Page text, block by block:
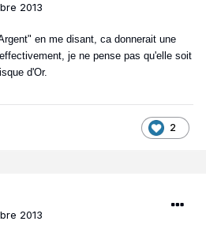
2013
en me disant, ca donnerait une
je ne pense pas qu'elle soit
d'Or.
2
2013